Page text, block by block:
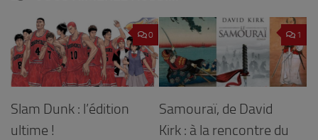
0
Slam Dunk : l’édition
ultime !
1
Samouraï, de David
Kirk : à la rencontre du